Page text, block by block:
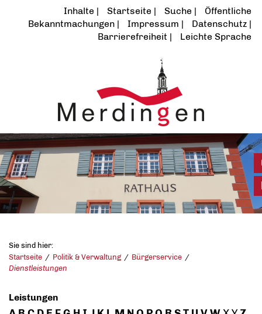
Inhalte Startseite Suche
Öffentliche
Bekanntmachungen
Impressum
Datenschutz
Barrierefreiheit
Leichte Sprache
Sie sind hier:
Startseite
Politik & Verwaltung
Bürgerservice
Dienstleistungen
Leistungen